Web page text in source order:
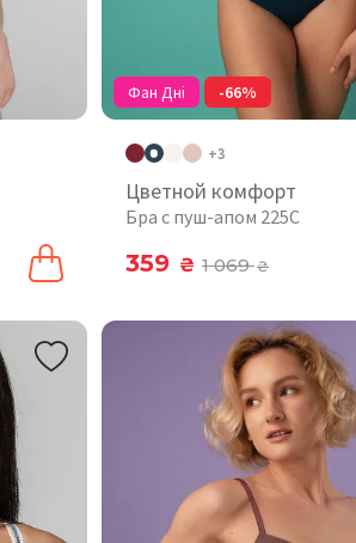
Фан Дні -66%
+3
Цветной комфорт
Бра с пуш-апом 225C
359 ₴ 1 069₴